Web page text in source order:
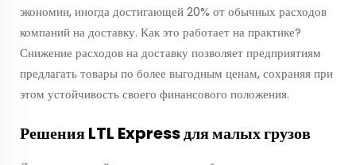
экономии, иногда достигающей 20% от обычных расходов
компаний на доставку. Как это работает на практике?
Снижение расходов на доставку позволяет предприятиям
предлагать товары по более выгодным ценам, сохраняя при
этом устойчивость своего финансового положения.
Решения LTL Express для малых грузов